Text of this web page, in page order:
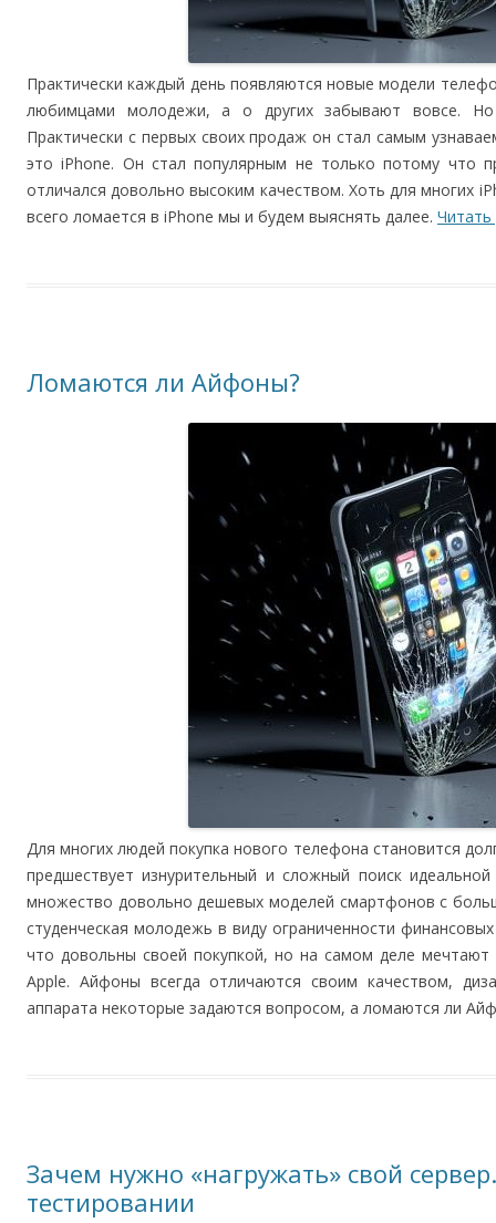
Практически каждый день появляются новые модели
любимцами молодежи, а о других забывают вовсе.
Практически с первых своих продаж он стал самым
это iPhone. Он стал популярным не только потому что
отличался довольно высоким качеством. Хоть для многих
всего ломается в iPhone мы и будем выяснять далее.
Ломаются ли Айфоны?
Для многих людей покупка нового телефона становится
предшествует изнурительный и сложный поиск
множество довольно дешевых моделей смартфонов с
студенческая молодежь в виду ограниченности
что довольны своей покупкой, но на самом деле
Apple. Айфоны всегда отличаются своим качеством,
аппарата некоторые задаются вопросом, а ломаются ли
Зачем нужно «нагружать» свой
тестировании